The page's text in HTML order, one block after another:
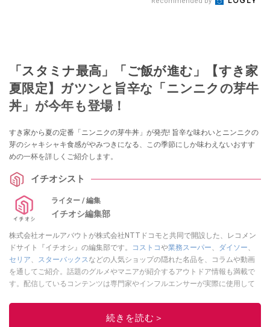
「スタミナ最高」「ご飯が進む」【すき家
夏限定】ガツンと旨辛な「ニンニクの芽牛
丼」が今年も登場！
すき家から夏の定番「ニンニクの芽牛丼」が発売! 旨辛な味わいとニンニクの
芽のシャキシャキ食感がやみつきになる、この季節にしか味わえないおすす
めの一杯を詳しくご紹介します。
イチオシスト
ライター / 編集
イチオシ編集部
株式会社オールアバウトが株式会社NTTドコモと共同で開設した、レコメン
ドサイト『イチオシ』の編集部です。
コストコや業務スーパー ダイソー
セリア
スターバックス などの人気ショップの隠れた名品を、コラムや動画
を通してご紹介。話題のグルメやマニアが紹介するアウトドア情報も満載で
す。配信しているコンテンツは専門家やインフルエンサーが実際に使用して
ニュースでフォロー
続きを読む＞